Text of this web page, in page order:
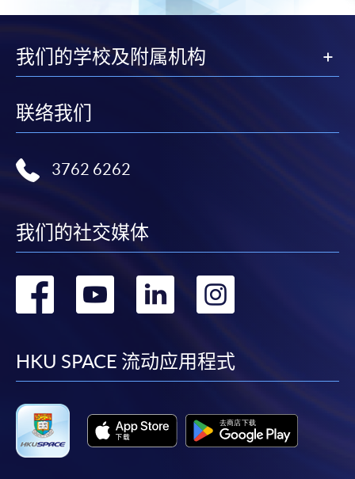
我们的学校及附属机构
联络我们
3762 6262
我们的社交媒体
转
facebook
转
youtube
转
linkedin
转
HKU SPACE 流动应用程式